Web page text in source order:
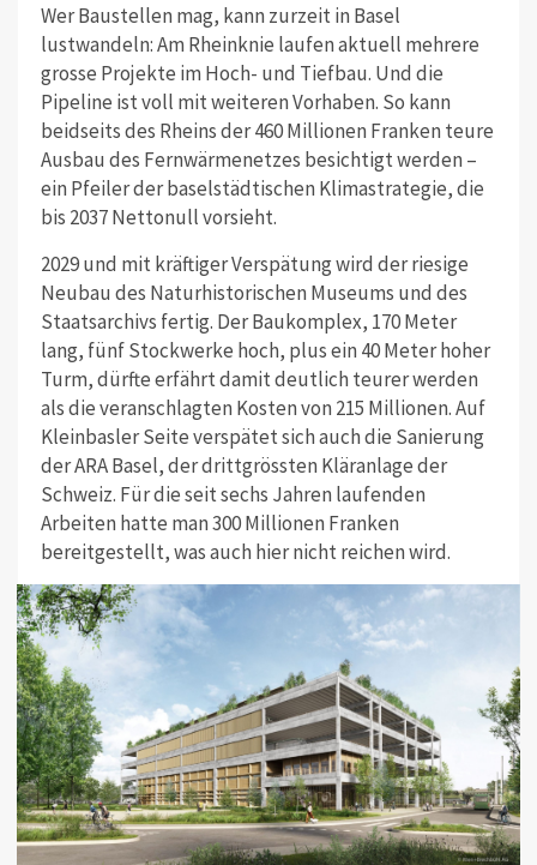
Wer Baustellen mag, kann zurzeit in Basel
lustwandeln: Am Rheinknie laufen aktuell mehrere
grosse Projekte im Hoch- und Tiefbau. Und die
Pipeline ist voll mit weiteren Vorhaben. So kann
beidseits des Rheins der 460 Millionen Franken teure
Ausbau des Fernwärmenetzes besichtigt werden –
ein Pfeiler der baselstädtischen Klimastrategie, die
bis 2037 Nettonull vorsieht.
2029 und mit kräftiger Verspätung wird der riesige
Neubau des Naturhistorischen Museums und des
Staatsarchivs fertig. Der Baukomplex, 170 Meter
lang, fünf Stockwerke hoch, plus ein 40 Meter hoher
Turm, dürfte erfährt damit deutlich teurer werden
als die veranschlagten Kosten von 215 Millionen. Auf
Kleinbasler Seite verspätet sich auch die Sanierung
der ARA Basel, der drittgrössten Kläranlage der
Schweiz. Für die seit sechs Jahren laufenden
Arbeiten hatte man 300 Millionen Franken
bereitgestellt, was auch hier nicht reichen wird.